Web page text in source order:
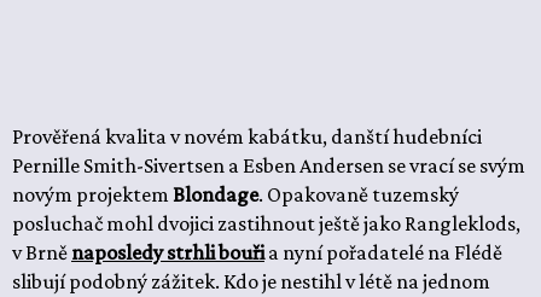
Prověřená kvalita v novém kabátku, danští hudebníci
Pernille Smith-Sivertsen a Esben Andersen se vrací se svým
novým projektemBlondage. Opakovaně tuzemský
posluchač mohl dvojici zastihnout ještě jako Rangleklods,
v Brně naposledy strhli bouřia nyní pořadatelé na Flédě
slibují podobný zážitek. Kdo je nestihl v létě na jednom